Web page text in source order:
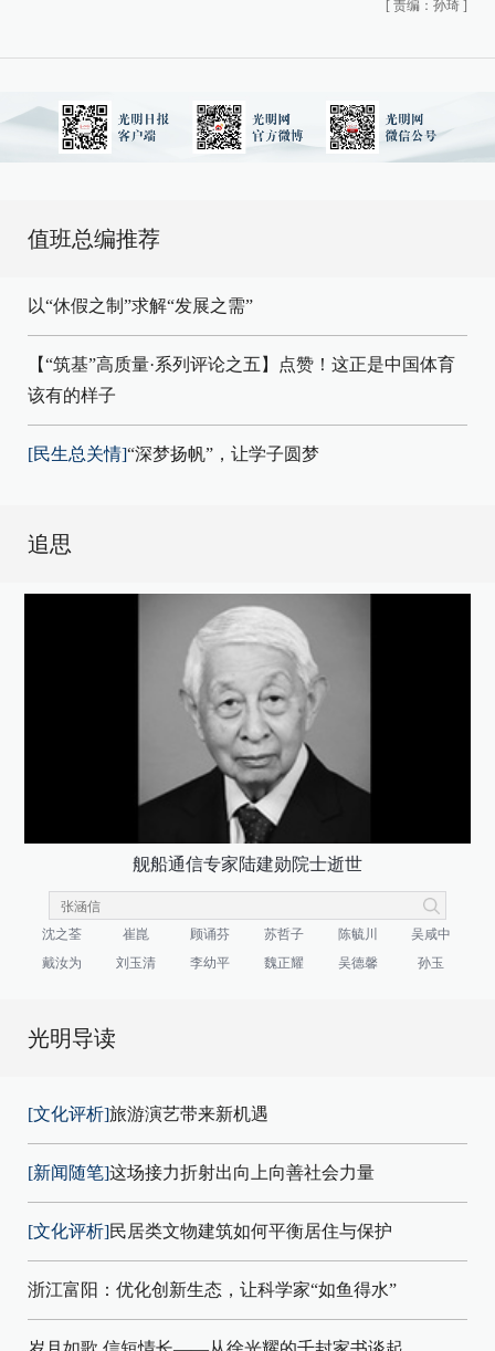
[ 责编：孙琦 ]
值班总编推荐
以“休假之制”求解“发展之需”
【“筑基”高质量·系列评论之五】点赞！这正是中国体育
该有的样子
[民生总关情]“深梦扬帆”，让学子圆梦
追思
舰船通信专家陆建勋院士逝世
沈之荃 崔崑 顾诵芬 苏哲子 陈毓川
吴咸中
戴汝为
刘玉清 李幼平 魏正耀 吴德馨 孙玉
光明导读
[文化评析]旅游演艺带来新机遇
[新闻随笔]这场接力折射出向上向善社会力量
[文化评析] 民居类文物建筑如何平衡居住与保护
浙江富阳：优化创新生态，让科学家“如鱼得水”